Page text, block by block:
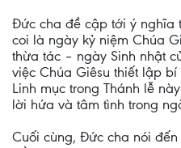
Đức cha đề cập tới ý nghĩa
coi là ngày kỷ niệm Chúa
thừa tác – ngày Sinh nhật
việc Chúa Giêsu thiết lập bí
Linh mục trong Thánh lễ
lời hứa và tâm tình trong
Cuối cùng, Đức cha nói